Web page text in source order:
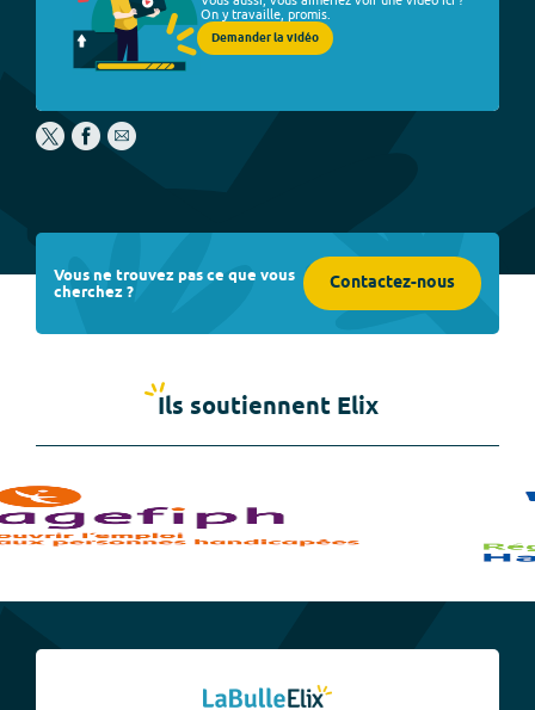
On y travaille, promis.
Demander la vidéo
Vous ne trouvez pas ce que vous
cherchez ? Contactez-nous
Ils soutiennent Elix